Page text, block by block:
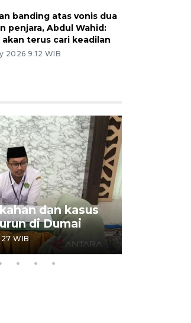
banding atas vonis dua
penjara, Abdul Wahid:
akan terus cari keadilan
2026 9:12 WIB
dan kasus
di Dumai
WIB